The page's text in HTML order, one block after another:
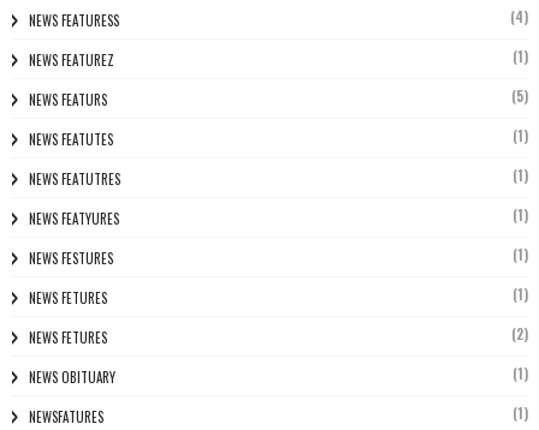
NEWS FEATURESS (4)
NEWS FEATUREZ (1)
NEWS FEATURS (5)
NEWS FEATUTES (1)
NEWS FEATUTRES (1)
NEWS FEATYURES (1)
NEWS FESTURES (1)
NEWS FETURES (1)
NEWS FETURES (2)
NEWS OBITUARY (1)
NEWSFATURES (1)